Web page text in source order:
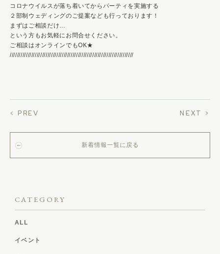
コロナウイルスが落ち着いてからパーティを実施する
２部制ウェディングのご提案なども行っております！
まずはご相談だけ…
という方もお気軽にお問合せください。
ご相談はオンラインでもOK★
/////////////////////////////////////////////////////////////////////
< PREV NEXT >
新着情報一覧に戻る
CATEGORY
ALL
イベント